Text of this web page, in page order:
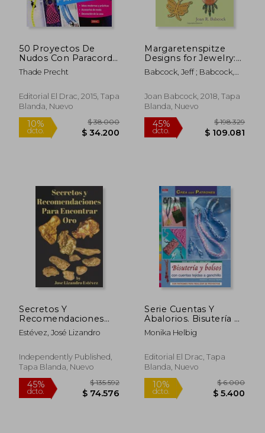
50 Proyectos De
Nudos Con Paracord
(El Libro De..)
Thade Precht
Editorial El Drac, 2015, Tapa
Blanda, Nuevo
Margaretenspitze
Designs for Jewelry:
Natural Forms in
Macrame (en Inglés)
Babcock, Jeff ; Babcock,
Joan Babcock, 2018, Tapa
Blanda, Nuevo
Secretos Y
Recomendaciones
Para Encontrar Oro
Estévez, José Lizandro
Independently Published,
Tapa Blanda, Nuevo
Serie Cuentas Y
Abalorios. Bisutería Y
Bolsos Con Cuenats
Tejidas A Ganchillo -
Monika Helbig
Editorial El Drac, Tapa
Blanda, Nuevo